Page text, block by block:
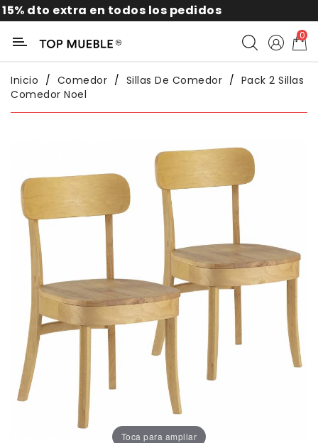
en todos los pedidos
Categoría
Sofás
Salón
Comedor
Dormitorio
Oficina
Lámparas
Baño
0
Inicio Comedor Sillas De Comedor
Pack 2 Sillas
Comedor Noel
Toca para ampliar